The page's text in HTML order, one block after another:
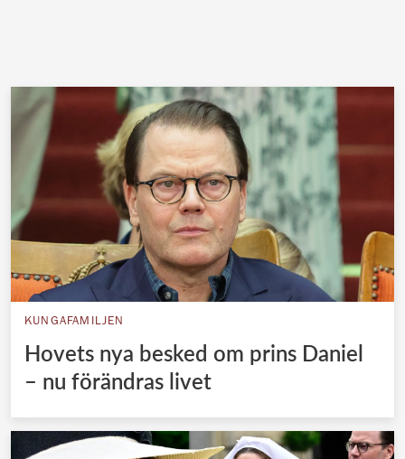
KUNGAFAMILJEN
Hovets nya besked om prins Daniel
– nu förändras livet